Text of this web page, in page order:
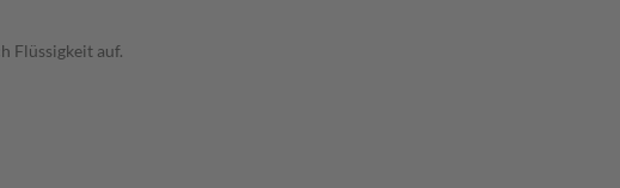
Flüssigkeit auf.